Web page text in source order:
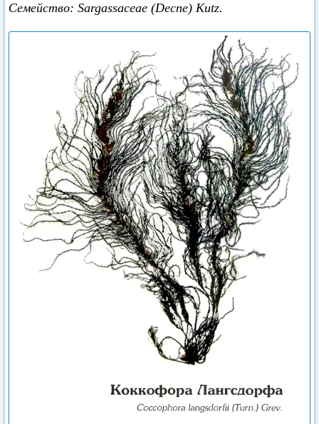
Семейство: Sargassaceae (Decne) Kutz.